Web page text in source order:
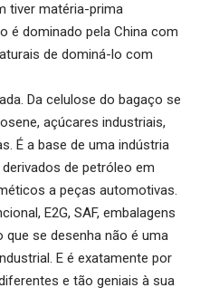
tiver matéria-prima
é dominado pela China com
de dominá-lo com
Da celulose do bagaço se
açúcares industriais,
É a base de uma indústria
de petróleo em
a peças automotivas.
E2G, SAF, embalagens
que se desenha não é uma
E é exatamente por
e tão geniais à sua